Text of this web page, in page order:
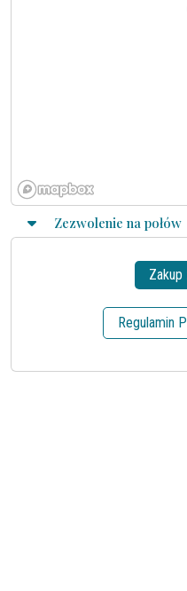
Zezwolenie na połów
Regulamin